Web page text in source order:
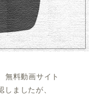
無料動画サイト
ましたが、